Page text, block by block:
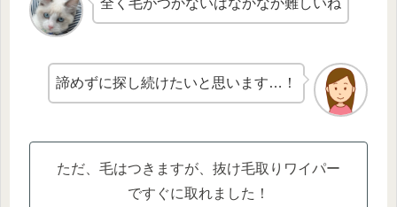
諦めずに探し続けたいと思います…！
ただ、毛はつきますが、抜け毛取りワイパー
ですぐに取れました！